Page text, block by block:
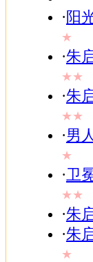
· 阳
★
·朱
★★
·朱
★★
·男
★
·卫
★★
·朱
·朱
★